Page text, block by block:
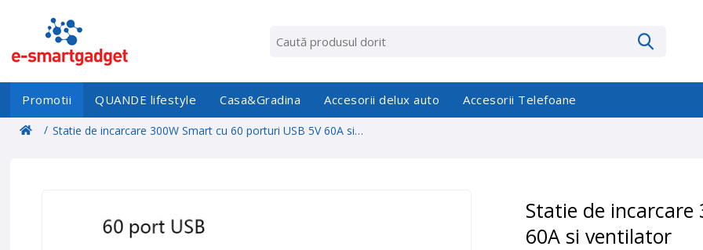
Promotii QUANDE lifestyle Casa&Gradina Accesorii delux auto Accesorii Telefoane
/ Statie de incarcare 300W Smart cu 60 porturi USB 5V 60A si
Statie de incarcare
60A si ventilator